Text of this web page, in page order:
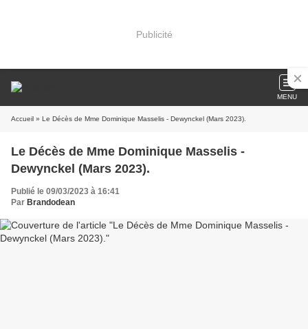
Publicité
MENU
Accueil » Le Décès de Mme Dominique Masselis - Dewynckel (Mars 2023).
Le Décès de Mme Dominique Masselis -
Dewynckel (Mars 2023).
Publié le 09/03/2023 à 16:41
Par Brandodean